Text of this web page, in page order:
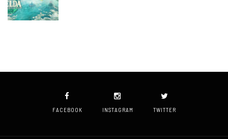
FACEBOOK INSTAGRAM TWITTER